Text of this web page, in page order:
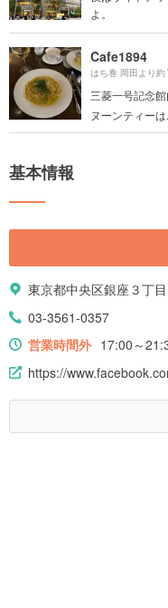
よ。
Cafe1894
はち巻 岡田より約
三菱一号記念
ヌーンティーは
基本情報
東京都中央区銀座３丁目
03-3561-0357
営業時間外 17:00～
https://